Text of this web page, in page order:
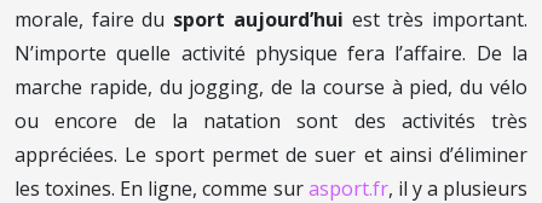
morale, faire du sport aujourd’hui est très important.
N’importe quelle activité physique fera l’affaire. De la
marche rapide, du jogging, de la course à pied, du vélo
ou encore de la natation sont des activités très
appréciées. Le sport permet de suer et ainsi d’éliminer
les toxines. En ligne, comme surasport.fr, il y a plusieurs